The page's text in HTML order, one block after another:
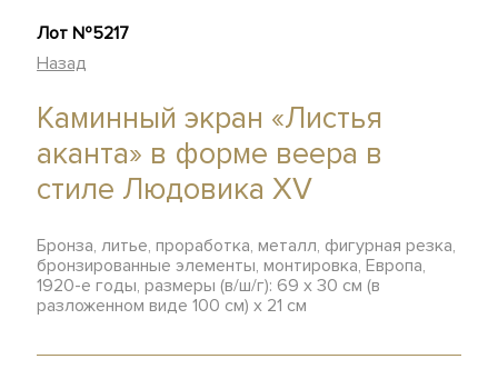
Лот №5217
Назад
Каминный экран «Листья
аканта» в форме веера в
стиле Людовика XV
Бронза, литье, проработка, металл, фигурная резка,
бронзированные элементы, монтировка, Европа,
1920-е годы, размеры (в/ш/г): 69 х 30 см (в
разложенном виде 100 см) х 21 см